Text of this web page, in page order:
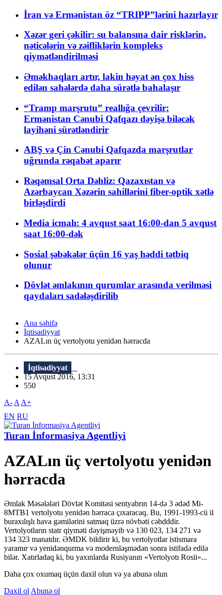
İran və Ermənistan öz “TRIPP”lərini hazırlayır
Xəzər geri çəkilir: su balansına dair risklərin,
nəticələrin və zəifliklərin kompleks
qiymətləndirilməsi
Əməkhaqları artır, lakin həyat ən çox hiss
edilən sahələrdə daha sürətlə bahalaşır
“Tramp marşrutu” reallığa çevrilir:
Ermənistan Cənubi Qafqazı dəyişə biləcək
layihəni sürətləndirir
ABŞ və Çin Cənubi Qafqazda marşrutlar
uğrunda rəqabət aparır
Rəqəmsal Orta Dəhliz: Qazaxıstan və
Azərbaycan Xəzərin sahillərini fiber-optik xətlə
birləşdirdi
Media icmalı: 4 avqust saat 16:00-dan 5 avqust
saat 16:00-dək
Sosial şəbəkələr üçün 16 yaş həddi tətbiq
olunur
Dövlət əmlakının qurumlar arasında verilməsi
qaydaları sadələşdirilib
Ana səhifə
İqtisadiyyat
AZALın üç vertolyotu yenidən hərracda
İqtisadiyyat
15 Avqust 2016, 13:31
550
A- A A+
EN RU
Turan İnformasiya Agentliyi
AZALın üç vertolyotu yenidən
hərracda
Əmlak Məsələləri Dövlət Komitəsi sentyabrın 14-də 3 ədəd Mi-
8МТВ1 vertolyotu yenidən hərraca çıxaracaq. Bu, 1991-1993-cü il
buraxılışlı hava gəmilərini satmaq üzrə növbəti cəhdddir.
Vertolyotların statr qiyməti dəyişməyib və 130 023, 134 271 və
134 323 manatdır. ƏMDK bildirir ki, bu vertolyotlar istismara
yaramır və yenidənqurma və modernləşmədən sonra istifadə edilə
bilər. Xatırladaq ki, bu yaxınlarda Rusiyanın «Vertolyotı Rosii»...
Daha çox oxumaq üçün daxil olun və ya abunə olun
Daxil ol Abunə ol